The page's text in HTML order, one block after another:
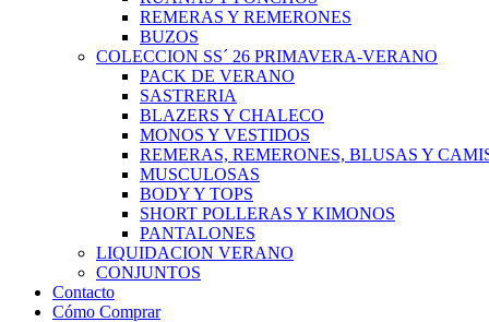
REMERAS Y REMERONES
BUZOS
COLECCION SS´ 26 PRIMAVERA-VERANO
PACK DE VERANO
SASTRERIA
BLAZERS Y CHALECO
MONOS Y VESTIDOS
REMERAS, REMERONES, BLUSAS Y
MUSCULOSAS
BODY Y TOPS
SHORT POLLERAS Y KIMONOS
PANTALONES
LIQUIDACION VERANO
CONJUNTOS
Contacto
Cómo Comprar